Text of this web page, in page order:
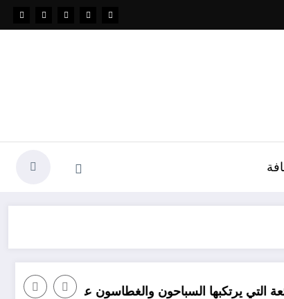
السباحون والغطاسون على الشاطئزبائن سوناطراك الجزائرية